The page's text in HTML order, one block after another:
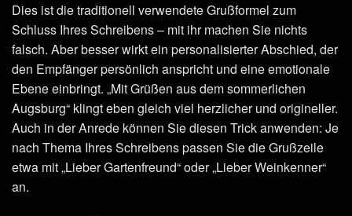
Dies ist die traditionell verwendete Grußformel zum
Schluss Ihres Schreibens – mit ihr machen Sie nichts
falsch. Aber besser wirkt ein personalisierter Abschied, der
den Empfänger persönlich anspricht und eine emotionale
Ebene einbringt. „Mit Grüßen aus dem sommerlichen
Augsburg“ klingt eben gleich viel herzlicher und origineller.
Auch in der Anrede können Sie diesen Trick anwenden: Je
nach Thema Ihres Schreibens passen Sie die Grußzeile
etwa mit „Lieber Gartenfreund“ oder „Lieber Weinkenner“
an.